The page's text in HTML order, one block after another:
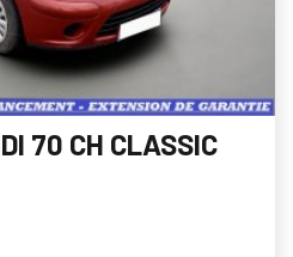
70 CH CLASSIC